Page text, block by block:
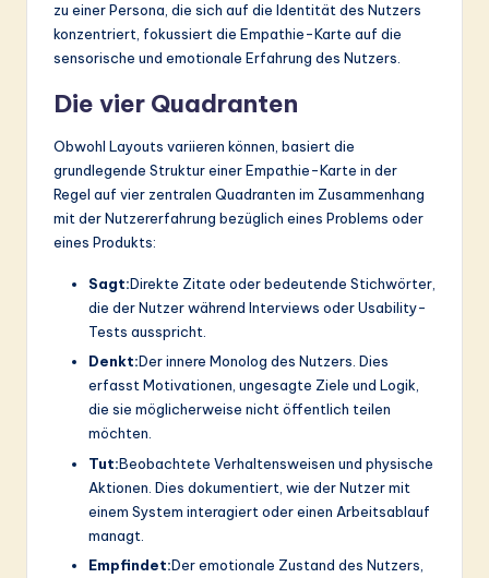
zu einer Persona, die sich auf die Identität des Nutzers
konzentriert, fokussiert die Empathie-Karte auf die
sensorische und emotionale Erfahrung des Nutzers.
Die vier Quadranten
Obwohl Layouts variieren können, basiert die
grundlegende Struktur einer Empathie-Karte in der
Regel auf vier zentralen Quadranten im Zusammenhang
mit der Nutzererfahrung bezüglich eines Problems oder
eines Produkts:
Sagt:Direkte Zitate oder bedeutende Stichwörter,
die der Nutzer während Interviews oder Usability-
Tests ausspricht.
Denkt:Der innere Monolog des Nutzers. Dies
erfasst Motivationen, ungesagte Ziele und Logik,
die sie möglicherweise nicht öffentlich teilen
möchten.
Tut:Beobachtete Verhaltensweisen und physische
Aktionen. Dies dokumentiert, wie der Nutzer mit
einem System interagiert oder einen Arbeitsablauf
managt.
Empfindet:Der emotionale Zustand des Nutzers,